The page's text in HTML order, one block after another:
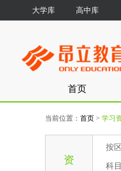
大学库 高中库
首页
当前位置： 首页 > 学习
资
按
科